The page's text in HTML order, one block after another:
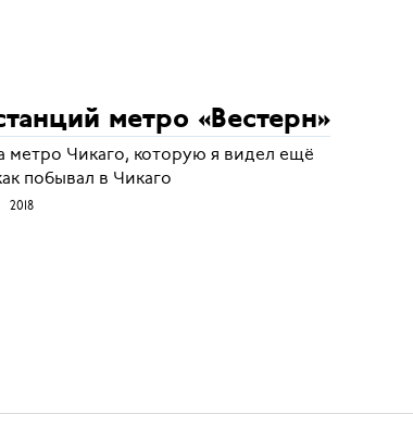
метро «Вестерн»
метро Чикаго, которую я видел ещё
побывал в Чикаго
2018